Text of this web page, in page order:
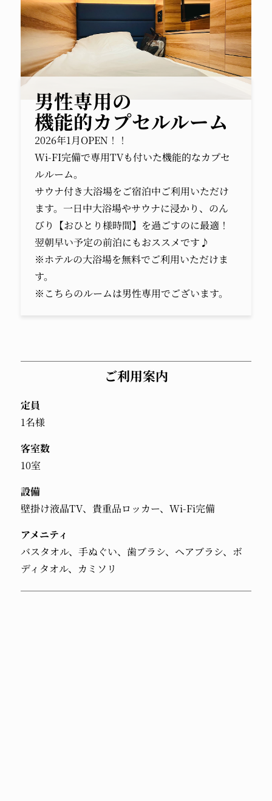
男性専用の
機能的カプセルルーム
2026年1月OPEN！！
Wi-FI完備で専用TVも付いた機能的なカプセ
ルルーム。
サウナ付き大浴場をご宿泊中ご利用いただけ
ます。一日中大浴場やサウナに浸かり、のん
びり【おひとり様時間】を過ごすのに最適！
翌朝早い予定の前泊にもおススメです♪
※ホテルの大浴場を無料でご利用いただけま
す。
※こちらのルームは男性専用でございます。
ご利用案内
定員
1名様
客室数
10室
設備
壁掛け液晶TV、貴重品ロッカー、Wi-Fi完備
アメニティ
バスタオル、手ぬぐい、歯ブラシ、ヘアブラシ、ボ
ディタオル、カミソリ